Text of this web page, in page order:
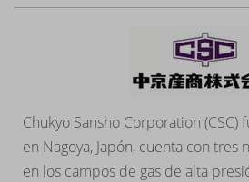
Chukyo Sansho Corporation
en Nagoya, Japón, cuenta con tres
en los campos de gas de alta